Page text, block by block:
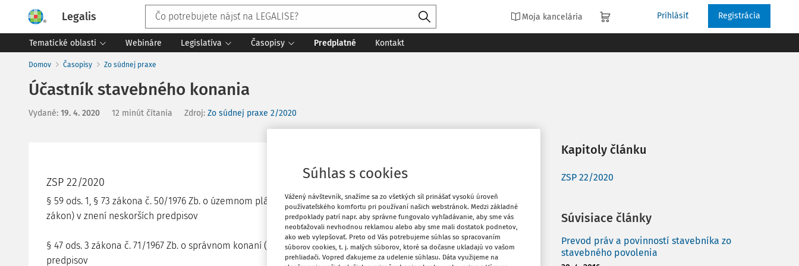
Legalis Moja kancelária Prihlásiť Registrácia
Tematické oblasti Webináre Legislatíva Časopisy Predplatné Kontakt
Domov Časopisy Zo súdnej praxe
Účastník stavebného konania
Vydané: 19. 4. 2020 12 minút čítania Zdroj: Zo súdnej praxe 2/2020
ZSP 22/2020
§ 59 ods. 1, § 73 zákona č. 50/1976 Zb. o územnom plánovaní a stavebnom poriadku (stavebný
zákon) v znení neskorších predpisov
§ 47 ods. 3 zákona č. 71/1967 Zb. o správnom konaní (správny poriadok) v znení neskorších
predpisov
Obľúbené
Zdieľať
Kapitoly článku
ZSP 22/2020
Súvisiace články
Prevod práv a povinností stavebníka zo
stavebného povolenia
Súhlas s cookies
Vážený návštevník, snažíme sa zo všetkých síl prinášať vysokú úroveň
používateľského komfortu pri používaní našich webstránok. Medzi základné
predpoklady patrí napr. aby správne fungovalo vyhľadávanie, aby sme vás
neobťažovali nevhodnou reklamou alebo aby sme mali dostatok podnetov,
ako web vylepšovať. Preto od Vás potrebujeme súhlas so spracovaním
súborov cookies, t. j. malých súborov, ktoré sa dočasne ukladajú vo vašom
prehliadači. Vopred ďakujeme za udelenie súhlasu. Dáta využijeme na